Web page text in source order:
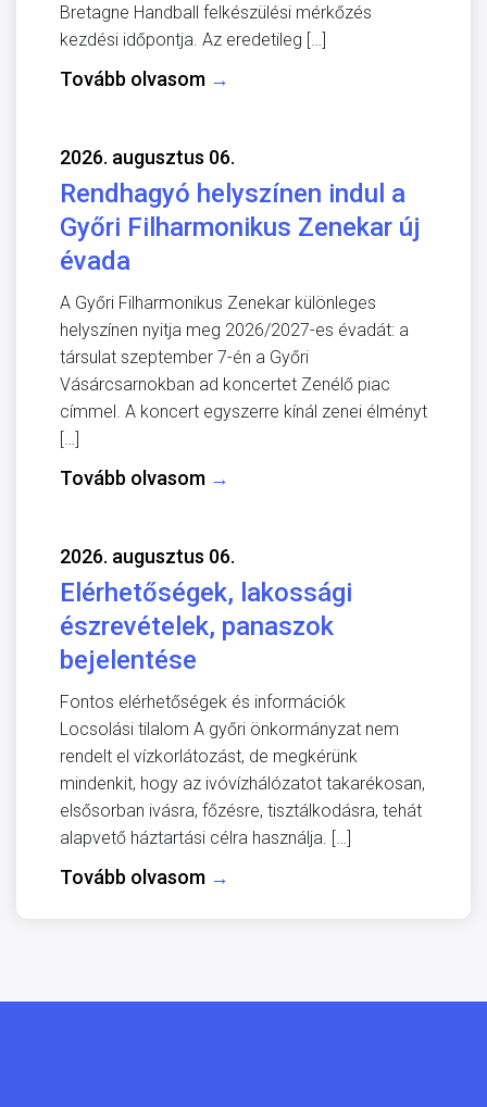
Bretagne Handball felkészülési mérkőzés
kezdési időpontja. Az eredetileg […]
Tovább olvasom →
2026. augusztus 06.
Rendhagyó helyszínen indul a
Győri Filharmonikus Zenekar új
évada
A Győri Filharmonikus Zenekar különleges
helyszínen nyitja meg 2026/2027-es évadát: a
társulat szeptember 7-én a Győri
Vásárcsarnokban ad koncertet Zenélő piac
címmel. A koncert egyszerre kínál zenei élményt
[…]
Tovább olvasom →
2026. augusztus 06.
Elérhetőségek, lakossági
észrevételek, panaszok
bejelentése
Fontos elérhetőségek és információk
Locsolási tilalom A győri önkormányzat nem
rendelt el vízkorlátozást, de megkérünk
mindenkit, hogy az ivóvízhálózatot takarékosan,
elsősorban ivásra, főzésre, tisztálkodásra, tehát
alapvető háztartási célra használja. […]
Tovább olvasom →